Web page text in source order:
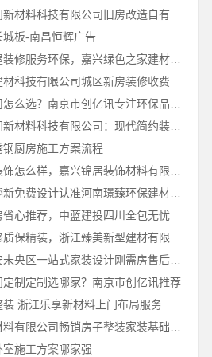
城板-南昌恒辉广告
本地知名房屋装修服务环保，嘉兴绿色之家建材科技有限公司
材科技有限公司城区新房装修收费
福建尚艺空间新材料科技有限公司：现代简约装修免费设计整体落地
厨房施工方案流程
巩义二手房翻新免费设计认准河南璟臻环保建材有限公司
省心推荐，中蓝建投四川全包无忧
居安天成西安未央区一站式家装设计刚需房售后完善
制定制选哪家？南京市创亿讯推荐
浙江乐享新材料上门布局服务
施工方案哪家强